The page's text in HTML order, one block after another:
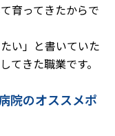
育ってきたからで
い」と書いていた
てきた職業です。
院のオススメポ